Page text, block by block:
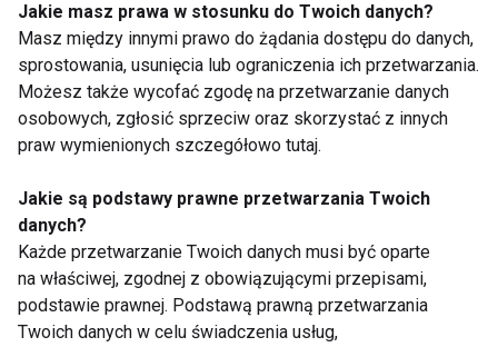
W mojej opinii jak najbardziej jest możliwe
wytwarzanie produktów spożywczych bez
dodatków chemicznych, „ulepszaczy” i co więcej, na
całym świecie możemy już spotkać żywność
produkowaną w naturalny sposób.
może mieć krótszy termin przydatności do spożycia,
gdyż nie stosuje się do jej utrwalenia konserwantów
i innych substancji stabilizujących. Może też
posiadać odmienne cechy organoleptyczne, gdyż jej
produkcja wiąże się z rezygnacją ze sztucznych
Jakie masz prawa w stosunku do Twoich danych?
Masz między innymi prawo do żądania dostępu do danych,
sprostowania, usunięcia lub ograniczenia ich przetwarzania.
Możesz także wycofać zgodę na przetwarzanie danych
osobowych, zgłosić sprzeciw oraz skorzystać z innych
praw wymienionych szczegółowo tutaj.
Jakie są podstawy prawne przetwarzania Twoich
danych?
Każde przetwarzanie Twoich danych musi być oparte
na właściwej, zgodnej z obowiązującymi przepisami,
podstawie prawnej. Podstawą prawną przetwarzania
Twoich danych w celu świadczenia usług,